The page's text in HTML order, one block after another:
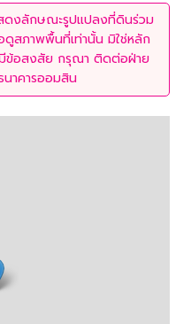
ดงลักษณะรูปแปลงที่ดินร่วม
สภาพพื้นที่เท่านั้น มิใช่หลัก
มีข้อสงสัย กรุณา ติดต่อฝ่าย
าคารออมสิน